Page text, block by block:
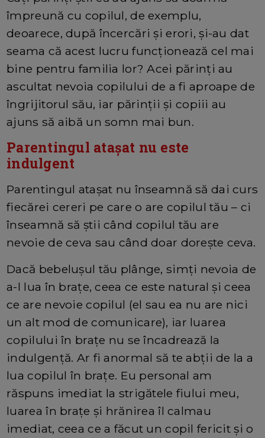
împreună cu copilul, de exemplu,
deoarece, după încercări şi erori, şi-au dat
seama că acest lucru funcţionează cel mai
bine pentru familia lor? Acei părinţi au
ascultat nevoia copilului de a fi aproape de
îngrijitorul său, iar părinţii şi copiii au
ajuns să aibă un somn mai bun.
Parentingul ataşat nu este
indulgent
Parentingul ataşat nu înseamnă să dai curs
fiecărei cereri pe care o are copilul tău – ci
înseamnă să ştii când copilul tău are
nevoie de ceva sau când doar doreşte ceva.
Dacă bebeluşul tău plânge, simţi nevoia de
a-l lua în braţe, ceea ce este natural şi ceea
ce are nevoie copilul (el sau ea nu are nici
un alt mod de comunicare), iar luarea
copilului în braţe nu se încadrează la
indulgenţă. Ar fi anormal să te abţii de la a
lua copilul în braţe. Eu personal am
răspuns imediat la strigătele fiului meu,
luarea în braţe şi hrănirea îl calmau
imediat, ceea ce a făcut un copil fericit şi o